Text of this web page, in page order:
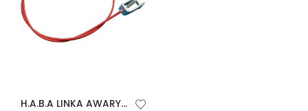
H.A.B.A LINKA AWARYJNA DO HAKA PRZYCZEPY 106 CM